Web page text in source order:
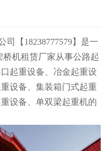
司 【18238777579】 是一
机租赁厂家从事公路起
起重设备、冶金起重设
设备、集装箱门式起重
设备、单双梁起重机的